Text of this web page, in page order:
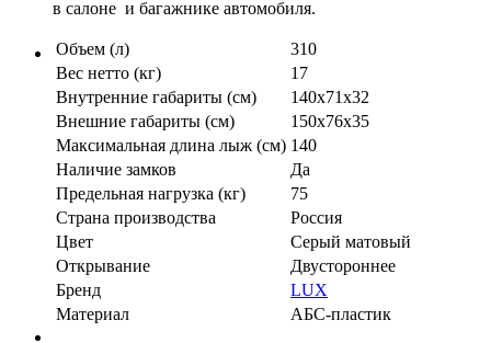
в салоне и багажнике автомобиля.
Объем (л)
310
Вес нетто (кг)
17
Внутренние габариты (см)
140х71х32
Внешние габариты (см)
150х76х35
Максимальная длина лыж (см) 140
Наличие замков
Да
Предельная нагрузка (кг)
75
Страна производства
Россия
Цвет
Серый матовый
Открывание
Двустороннее
Бренд
LUX
Материал
АБС-пластик